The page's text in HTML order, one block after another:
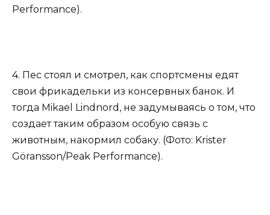
Performance).
4. Пес стоял и смотрел, как спортсмены едят
свои фрикадельки из консервных банок. И
тогда Mikael Lindnord, не задумываясь о том, что
создает таким образом особую связь с
животным, накормил собаку. (Фото: Krister
Göransson/Peak Performance).